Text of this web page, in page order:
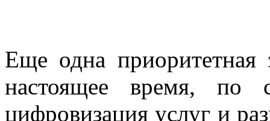
Еще одна приоритетная
настоящее время, по
цифровизация услуг и